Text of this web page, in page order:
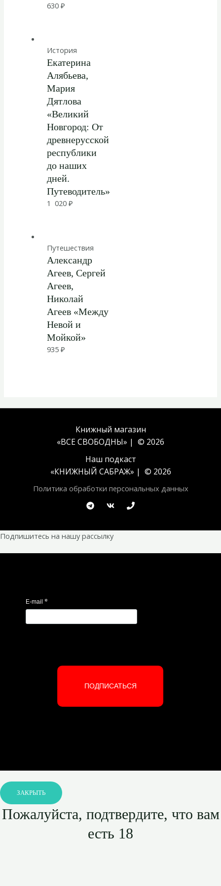
630₽
История
Екатерина
Алябьева,
Мария
Дятлова
«Великий
Новгород: От
древнерусской
республики
до наших
дней.
Путеводитель»
1 020₽
Путешествия
Александр
Агеев, Сергей
Агеев,
Николай
Агеев «Между
Невой и
Мойкой»
935₽
Книжный магазин
«ВСЕ СВОБОДНЫ» | © 2026
Наш подкаст
«КНИЖНЫЙ САБРАЖ» | © 2026
Политика обработки персональных данных
Подпишитесь на нашу рассылку
E-mail *
ПОДПИСАТЬСЯ
ЗАКРЫТЬ
Пожалуйста, подтвердите, что вам
есть 18